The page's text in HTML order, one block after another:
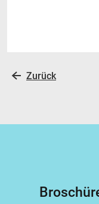
Zurück